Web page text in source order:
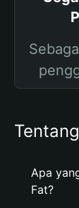
Apa
Fat?